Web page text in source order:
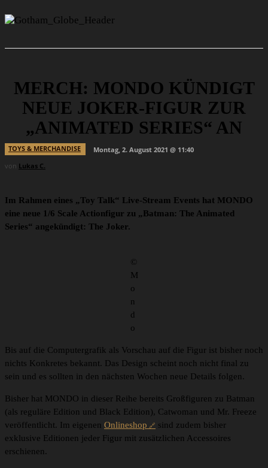
MERCH: MONDO KÜNDIGT
NEUE JOKER-FIGUR ZUR
„ANIMATED SERIES“ AN
TOYS & MERCHANDISE
Montag, 2. August 2021 @ 11:40
von Lukas C.
Im Rahmen eines „Toy Talk“ Live-Stream Events hat MONDO
eine neue 1/6 Scale Actionfigur zu „Batman: The Animated
Series“ angekündigt: The Joker.
©
M
o
n
d
o
Bis auf die Computergrafik als Vorschau auf die Figur ist bisher noch
nichts Konkretes bekannt. Das Design scheint noch nicht final zu
sein und es sollten in den nächsten Wochen neue Details folgen.
Bisher hat MONDO in dieser Reihe bereits Großfiguren zu Batman
(als reguläre Edition und Black Edition), Catwoman und Mr. Freeze
veröffentlicht. Im eigenen Onlineshop
sind zudem bisher
exklusive Editionen jeder Figur mit zusätzlichen Accessoires
erschienen.